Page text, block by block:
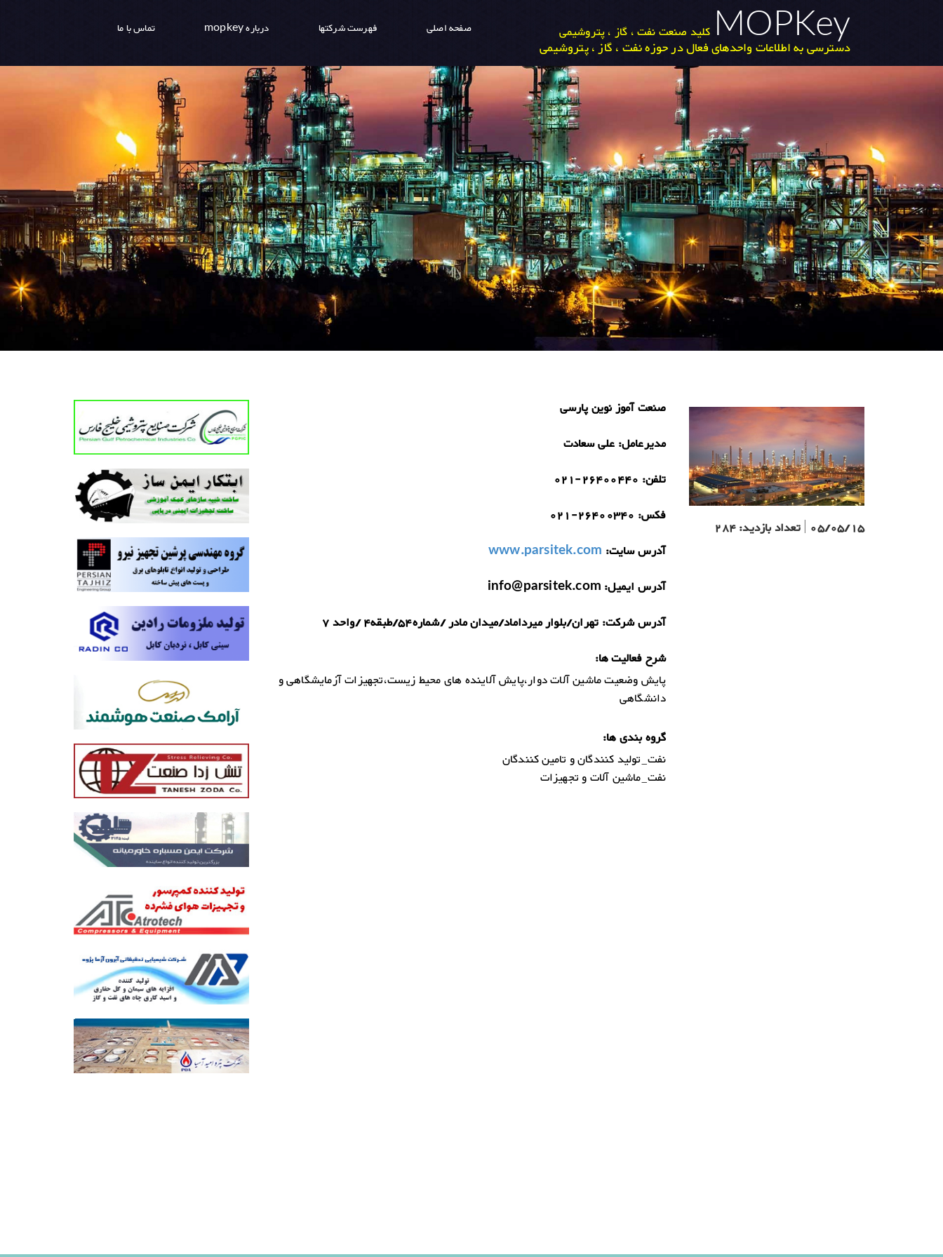
MOPKey کلید صنعت نفت ، گاز ، پتروشیمی
دسترسی به اطلاعات واحدهای فعال در حوزه نفت ، گاز ، پتروشیمی
صفحه اصلی فهرست شرکتها درباره mopkey تماس با ما
05/05/15
|تعداد بازدید:284
صنعت آموز نوین پارسی
مدیرعامل: علی سعادت
تلفن: 021-26400440
فکس: 021-26400340
آدرس سایت: www.parsitek.com
آدرس ایمیل: info@parsitek.com
آدرس شرکت: تهران/بلوار میرداماد/میدان مادر /شماره54/طبقه4 /واحد 7
شرح فعالیت ها:
پایش وضعیت ماشین آلات دوار،پایش آلاینده های محیط زیست،تجهیزات آزمایشگاهی و
دانشگاهی
گروه بندی ها:
نفت_تولید کنندگان و تامین کنندگان
نفت_ماشین آلات و تجهیزات